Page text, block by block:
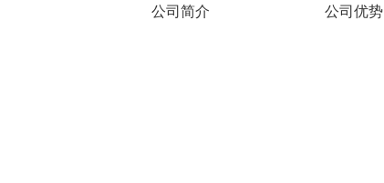
公司简介 公司优势